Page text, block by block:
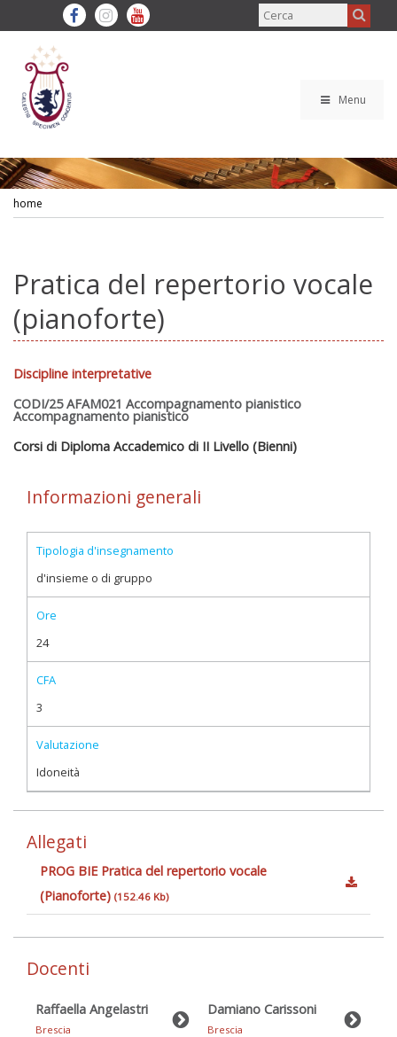
Menu
home
Pratica del repertorio vocale
(pianoforte)
Discipline interpretative
CODI/25 AFAM021 Accompagnamento pianistico
Accompagnamento pianistico
Corsi di Diploma Accademico di II Livello (Bienni)
Informazioni generali
Tipologia d'insegnamento
d'insieme o di gruppo
Ore
24
CFA
3
Valutazione
Idoneità
Allegati
PROG BIE Pratica del repertorio vocale
(Pianoforte) (152.46 Kb)
Docenti
Raffaella Angelastri
Brescia
Damiano Carissoni
Brescia